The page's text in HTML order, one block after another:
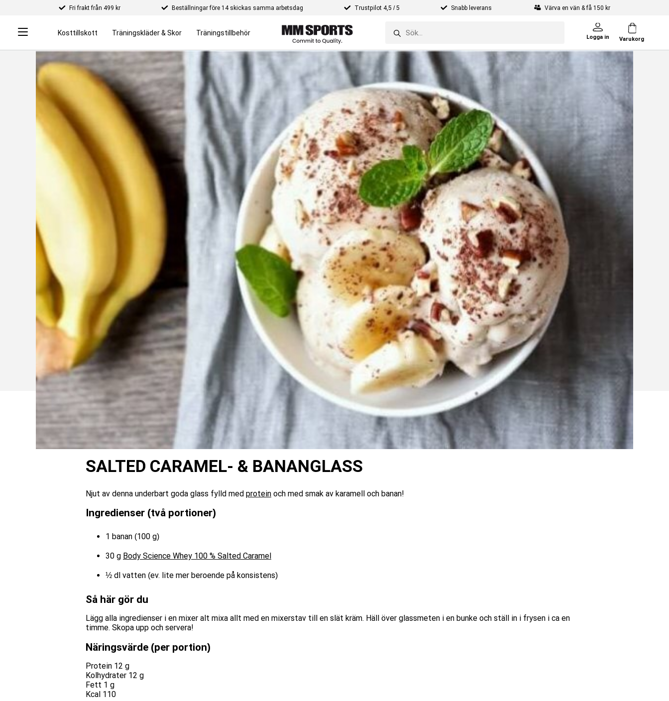
Fri frakt från 499 kr Beställningar före 14 skickas samma arbetsdag Trustpilot 4,5 / 5 Snabb leverans Värva en vän & få 150 kr
Kosttillskott Träningskläder & Skor Träningstillbehör
Logga in Varukorg
SALTED CARAMEL- & BANANGLASS
Njut av denna underbart goda glass fylld med protein och med smak av karamell och banan!
Ingredienser (två portioner)
1 banan (100 g)
30 g Body Science Whey 100 % Salted Caramel
½ dl vatten (ev. lite mer beroende på konsistens)
Så här gör du
Lägg alla ingredienser i en mixer alt mixa allt med en mixerstav till en slät kräm. Häll över glassmeten i en bunke och ställ in i frysen i ca en
timme. Skopa upp och servera!
Näringsvärde (per portion)
Protein 12 g
Kolhydrater 12 g
Fett 1 g
Kcal 110